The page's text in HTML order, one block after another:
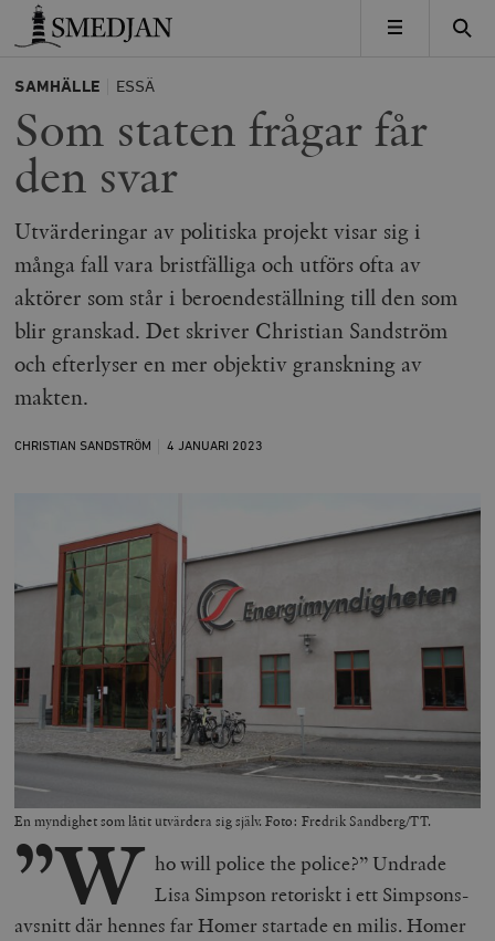
Timbro
MENY
SAMHÄLLE ESSÄ
Som staten frågar får
den svar
Utvärderingar av politiska projekt visar sig i
många fall vara bristfälliga och utförs ofta av
aktörer som står i beroendeställning till den som
blir granskad. Det skriver Christian Sandström
och efterlyser en mer objektiv granskning av
makten.
CHRISTIAN SANDSTRÖM 4 JANUARI 2023
En myndighet som låtit utvärdera sig själv. Foto: Fredrik Sandberg/TT.
”W ho will police the police?” Undrade
Lisa Simpson retoriskt i ett Simpsons-
avsnitt där hennes far Homer startade en milis. Homer